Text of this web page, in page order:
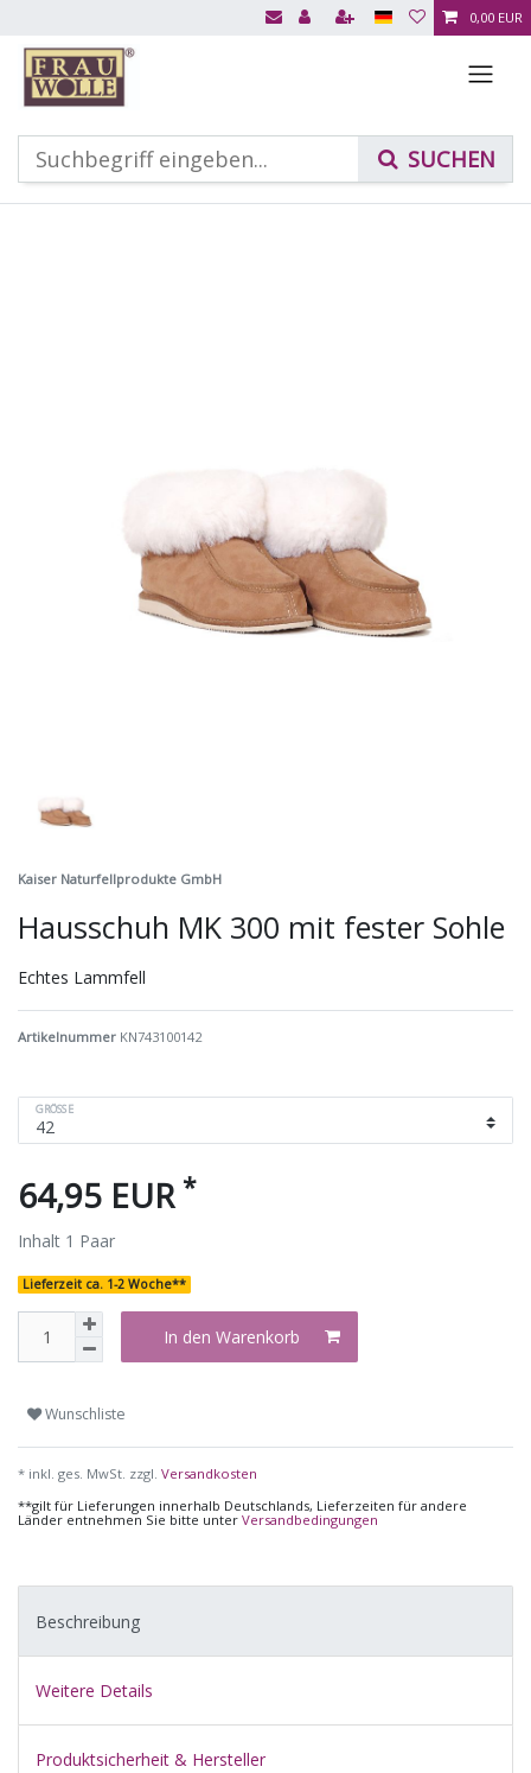
0,00 EUR
Kaiser Naturfellprodukte GmbH
Hausschuh MK 300 mit fester Sohle
Echtes Lammfell
Artikelnummer KN743100142
GRÖSSE
64,95 EUR *
Inhalt 1 Paar
Lieferzeit ca. 1-2 Woche**
In den Warenkorb
Wunschliste
* inkl. ges. MwSt. zzgl. Versandkosten
**gilt für Lieferungen innerhalb Deutschlands, Lieferzeiten für andere
Länder entnehmen Sie bitte unter Versandbedingungen
Beschreibung
Weitere Details
Produktsicherheit & Hersteller